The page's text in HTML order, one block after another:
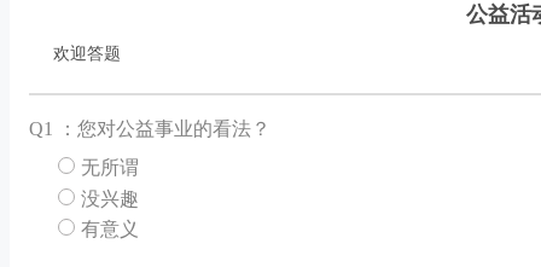
公益活
欢迎答题
Q1 ：您对公益事业的看法？
无所谓
没兴趣
有意义